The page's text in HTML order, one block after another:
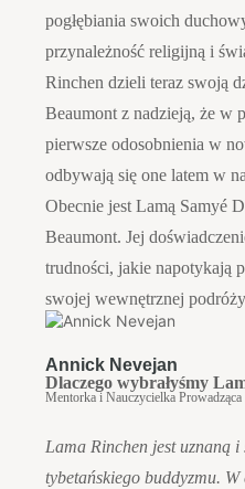
pogłębiania swoich
przynależność religijną i
Rinchen dzieli teraz swoją
Beaumont z nadzieją, że w
pierwsze odosobnienia w
odbywają się one latem w
Obecnie jest Lamą Samyé
Beaumont. Jej
trudności, jakie napotykają
swojej wewnętrznej
Dlaczego wybrałyśmy
Annick Nevejan
Mentorka i Nauczycielka
Lama Rinchen jest uznaną
tybetańskiego buddyzmu.